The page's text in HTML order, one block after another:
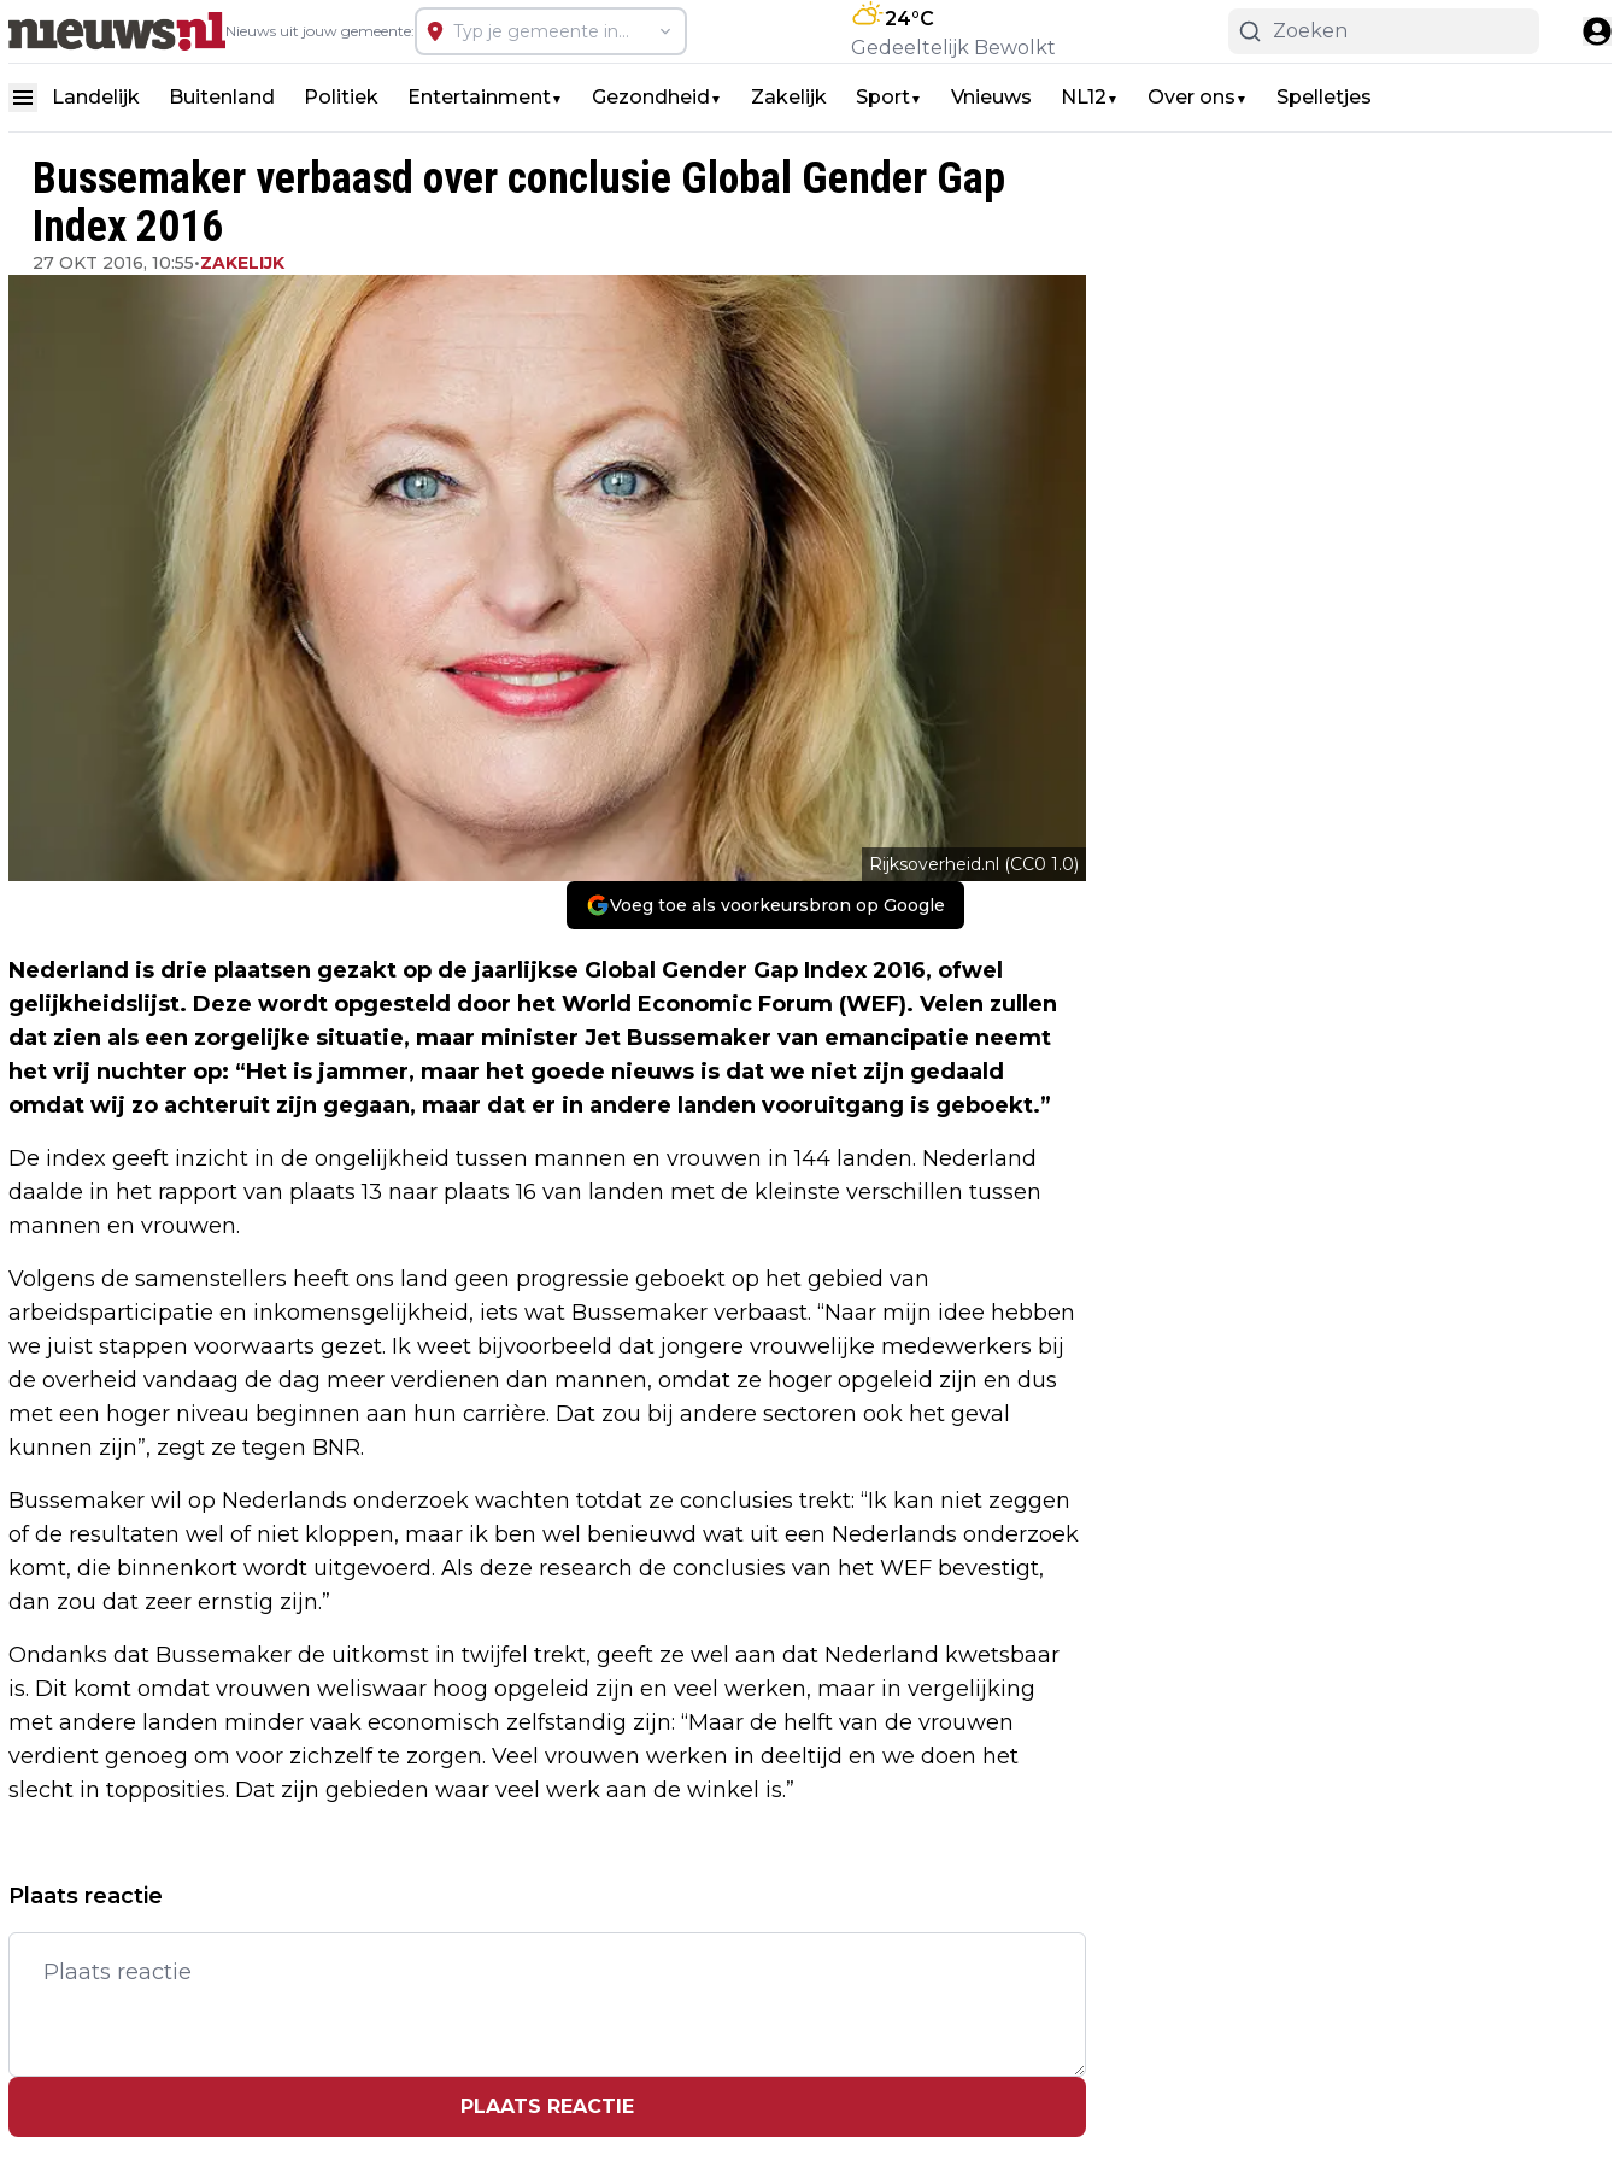
Nieuws uit jouw gemeente:
24°C
Gedeeltelijk Bewolkt
Landelijk Buitenland Politiek Entertainment▼ Gezondheid ▼ Zakelijk Sport▼ Vnieuws NL12 ▼ Over ons ▼ Spelletjes
Bussemaker verbaasd over conclusie Global Gender Gap
Index 2016
27 OKT 2016, 10:55•ZAKELIJK
Rijksoverheid.nl (CC0 1.0)
Voeg toe als voorkeursbron op Google
Nederland is drie plaatsen gezakt op de jaarlijkse Global Gender Gap Index 2016, ofwel
gelijkheidslijst. Deze wordt opgesteld door het World Economic Forum (WEF). Velen zullen
dat zien als een zorgelijke situatie, maar minister Jet Bussemaker van emancipatie neemt
het vrij nuchter op: “Het is jammer, maar het goede nieuws is dat we niet zijn gedaald
omdat wij zo achteruit zijn gegaan, maar dat er in andere landen vooruitgang is geboekt.”
De index geeft inzicht in de ongelijkheid tussen mannen en vrouwen in 144 landen. Nederland
daalde in het rapport van plaats 13 naar plaats 16 van landen met de kleinste verschillen tussen
mannen en vrouwen.
Volgens de samenstellers heeft ons land geen progressie geboekt op het gebied van
arbeidsparticipatie en inkomensgelijkheid, iets wat Bussemaker verbaast. “Naar mijn idee hebben
we juist stappen voorwaarts gezet. Ik weet bijvoorbeeld dat jongere vrouwelijke medewerkers bij
de overheid vandaag de dag meer verdienen dan mannen, omdat ze hoger opgeleid zijn en dus
met een hoger niveau beginnen aan hun carrière. Dat zou bij andere sectoren ook het geval
kunnen zijn”, zegt ze tegen BNR.
Bussemaker wil op Nederlands onderzoek wachten totdat ze conclusies trekt: “Ik kan niet zeggen
of de resultaten wel of niet kloppen, maar ik ben wel benieuwd wat uit een Nederlands onderzoek
komt, die binnenkort wordt uitgevoerd. Als deze research de conclusies van het WEF bevestigt,
dan zou dat zeer ernstig zijn.”
Ondanks dat Bussemaker de uitkomst in twijfel trekt, geeft ze wel aan dat Nederland kwetsbaar
is. Dit komt omdat vrouwen weliswaar hoog opgeleid zijn en veel werken, maar in vergelijking
met andere landen minder vaak economisch zelfstandig zijn: “Maar de helft van de vrouwen
verdient genoeg om voor zichzelf te zorgen. Veel vrouwen werken in deeltijd en we doen het
slecht in topposities. Dat zijn gebieden waar veel werk aan de winkel is.”
Vorig artikel
GAMEN EN DWALEN IN DE GROOTSTE
VIRTUAL REALITY-WERELD VAN EUROPA
DRENTHE ZET ZICH IN OM MEER
Plaats reactie
PLAATS REACTIE